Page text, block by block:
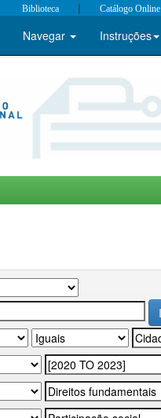
Biblioteca | Catálogo Online
Navegar Instruções